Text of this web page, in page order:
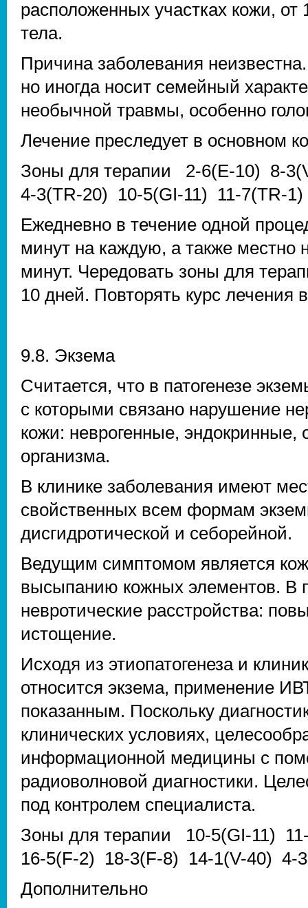
расположенных участках кожи, от
тела.
Причина заболевания
но иногда носит семейный
необычной травмы, особенно
Лечение преследует в основном
Зоны для терапии 2-6(E-10) 8-
4-3(TR-20) 10-5(GI-11) 11-7(TR-
Ежедневно в течение одной
минут на каждую, а также местно
минут. Чередовать зоны для
10 дней. Повторять курс лечения
9.8. Экзема
Считается, что в патогенезе
с которыми связано нарушение
кожи: неврогенные, эндокринные,
организма.
В клинике заболевания имеют
свойственных всем формам
дисгидротической и себорейной.
Ведущим симптомом является
высыпанию кожных элементов. В
невротические расстройства:
истощение.
Исходя из этиопатогенеза и
относится экзема, применение
показанным. Поскольку
клинических условиях,
информационной медицины с
радиоволновой диагностики.
под контролем специалиста.
Зоны для терапии 10-5(GI-11)
16-5(F-2) 18-3(F-8) 14-1(V-40) 4-
Дополнительно